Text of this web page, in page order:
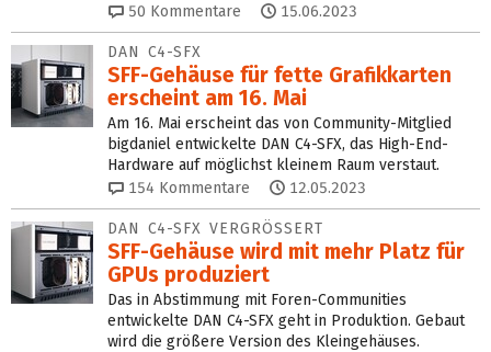
50 Kommentare 15.06.2023
DAN C4-SFX
SFF-Gehäuse für fette Grafik­karten
erscheint am 16. Mai
Am 16. Mai erscheint das von Community-Mitglied
bigdaniel entwickelte DAN C4-SFX, das High-End-
Hardware auf möglichst kleinem Raum verstaut.
154 Kommentare 12.05.2023
DAN C4-SFX VERGRÖSSERT
SFF-Gehäuse wird mit mehr Platz für
GPUs produziert
Das in Abstimmung mit Foren-Communities
entwickelte DAN C4-SFX geht in Produktion. Gebaut
wird die größere Version des Kleingehäuses.